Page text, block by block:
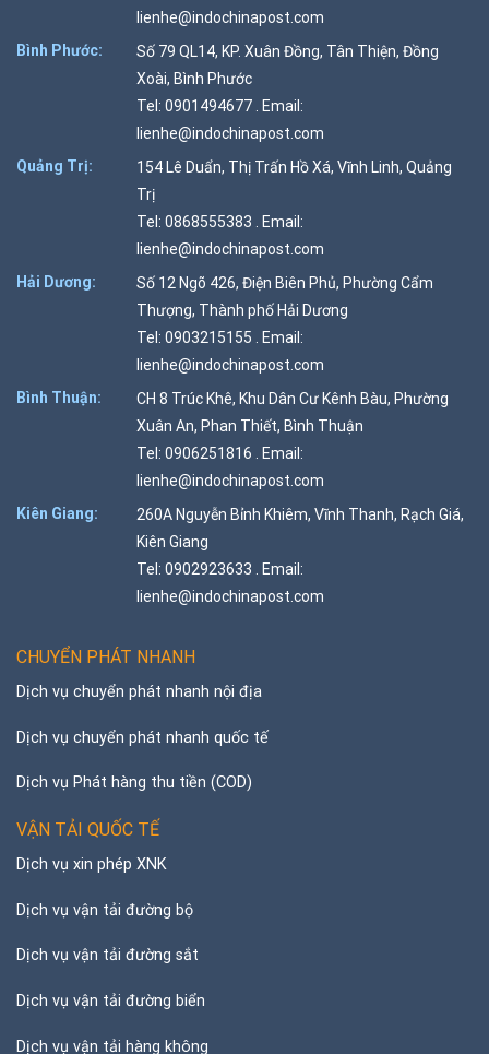
lienhe@indochinapost.com
Bình Phước:
Số 79 QL14, KP. Xuân Đồng, Tân Thiện, Đồng
Xoài, Bình Phước
Tel: 0901494677 . Email:
lienhe@indochinapost.com
Quảng Trị:
154 Lê Duẩn, Thị Trấn Hồ Xá, Vĩnh Linh, Quảng
Trị
Tel: 0868555383 . Email:
lienhe@indochinapost.com
Hải Dương:
Số 12 Ngõ 426, Điện Biên Phủ, Phường Cẩm
Thượng, Thành phố Hải Dương
Tel: 0903215155 . Email:
lienhe@indochinapost.com
Bình Thuận:
CH 8 Trúc Khê, Khu Dân Cư Kênh Bàu, Phường
Xuân An, Phan Thiết, Bình Thuận
Tel: 0906251816 . Email:
lienhe@indochinapost.com
Kiên Giang:
260A Nguyễn Bỉnh Khiêm, Vĩnh Thanh, Rạch Giá,
Kiên Giang
Tel: 0902923633 . Email:
lienhe@indochinapost.com
CHUYỂN PHÁT NHANH
Dịch vụ chuyển phát nhanh nội địa
Dịch vụ chuyển phát nhanh quốc tế
Dịch vụ Phát hàng thu tiền (COD)
VẬN TẢI QUỐC TẾ
Dịch vụ xin phép XNK
Dịch vụ vận tải đường bộ
Dịch vụ vận tải đường sắt
Dịch vụ vận tải đường biển
Dịch vụ vận tải hàng không